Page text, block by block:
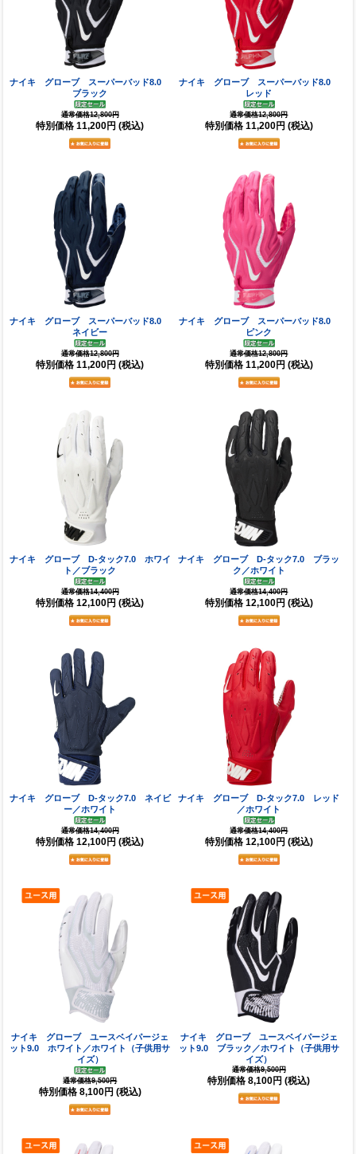
ナイキ グローブ スーパーバッド8.0
ブラック
通常価格12,800円
特別価格 11,200円 (税込)
ナイキ グローブ スーパーバッド8.0
レッド
通常価格12,800円
特別価格 11,200円 (税込)
ナイキ グローブ スーパーバッド8.0
ネイビー
通常価格12,800円
特別価格 11,200円 (税込)
ナイキ グローブ スーパーバッド8.0
ピンク
通常価格12,800円
特別価格 11,200円 (税込)
ナイキ グローブ D-タック7.0 ホワイ
ト／ブラック
通常価格14,400円
特別価格 12,100円 (税込)
ナイキ グローブ D-タック7.0 ブラッ
ク／ホワイト
通常価格14,400円
特別価格 12,100円 (税込)
ナイキ グローブ D-タック7.0 ネイビ
ー／ホワイト
通常価格14,400円
特別価格 12,100円 (税込)
ナイキ グローブ D-タック7.0 レッド
／ホワイト
通常価格14,400円
特別価格 12,100円 (税込)
ナイキ グローブ ユースベイパージェ
ット9.0 ホワイト／ホワイト（子供用サ
イズ）
通常価格9,500円
特別価格 8,100円 (税込)
ナイキ グローブ ユースベイパージェ
ット9.0 ブラック／ホワイト（子供用サ
イズ）
通常価格9,500円
特別価格 8,100円 (税込)